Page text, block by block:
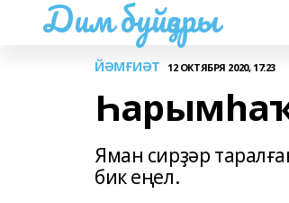
Дим буйҙары
ЙӘМҒИӘТ 12 ОКТЯБРЯ 2020, 17:23
Яман сирҙәр
бик еңел.